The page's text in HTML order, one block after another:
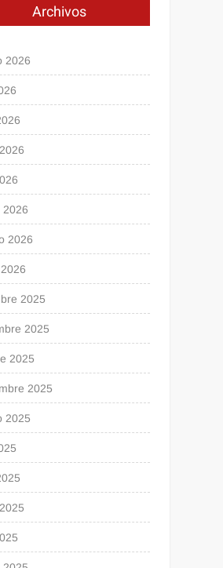
Archivos
2026
2026
2026
2025
2025
2025
2025
2025